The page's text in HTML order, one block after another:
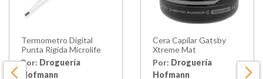
Termometro Digital
Punta Rigida Microlife
Por: Droguería
Hofmann
Cera Capilar Gatsby
Xtreme Mat
Por: Droguería
Hofmann